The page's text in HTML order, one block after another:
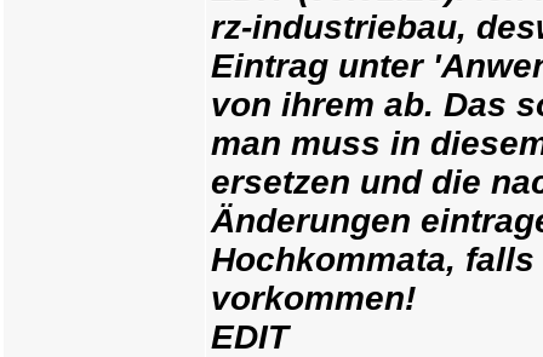
rz-industriebau,
Eintrag unter
von ihrem ab. Das
man muss in
ersetzen und die
Änderungen
Hochkommata,
vorkommen!
EDIT